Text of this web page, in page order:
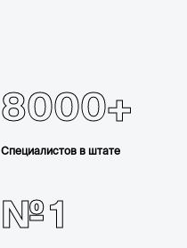
8000
Специалистов в штате
1